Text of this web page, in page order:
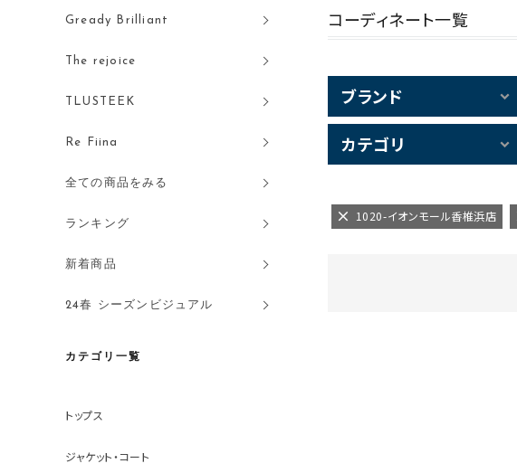
Gready Brilliant
The rejoice
TLUSTEEK
Re Fiina
全ての商品をみる
ランキング
新着商品
24春 シーズンビジュアル
カテゴリ一覧
トップス
ジャケット・コート
コーディネート一覧
ブランド
カテゴリ
1020-イオンモール香椎浜店